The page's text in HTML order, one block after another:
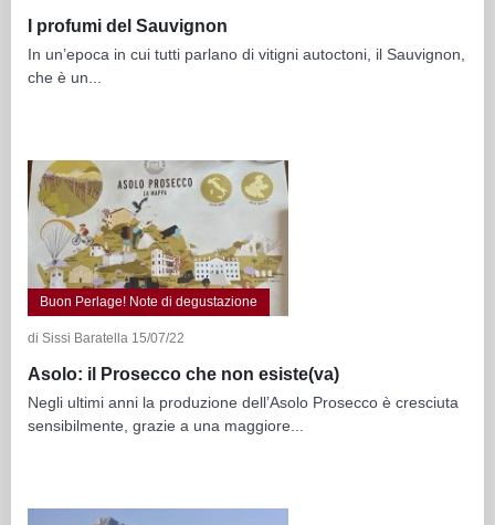
I profumi del Sauvignon
In un’epoca in cui tutti parlano di vitigni autoctoni, il Sauvignon,
che è un...
Buon Perlage! Note di degustazione
di Sissi Baratella 15/07/22
Asolo: il Prosecco che non esiste(va)
Negli ultimi anni la produzione dell’Asolo Prosecco è cresciuta
sensibilmente, grazie a una maggiore...